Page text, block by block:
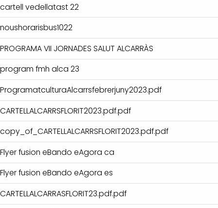
cartell vedellatast 22
noushorarisbus1022
PROGRAMA VII JORNADES SALUT ALCARRÀS
program fmh alca 23
ProgramatculturaAlcarrsfebrerjuny2023.pdf
CARTELLALCARRSFLORIT2023.pdf.pdf
copy_of_CARTELLALCARRSFLORIT2023.pdf.pdf
Flyer fusion eBando eAgora ca
Flyer fusion eBando eAgora es
CARTELLALCARRASFLORIT23.pdf.pdf